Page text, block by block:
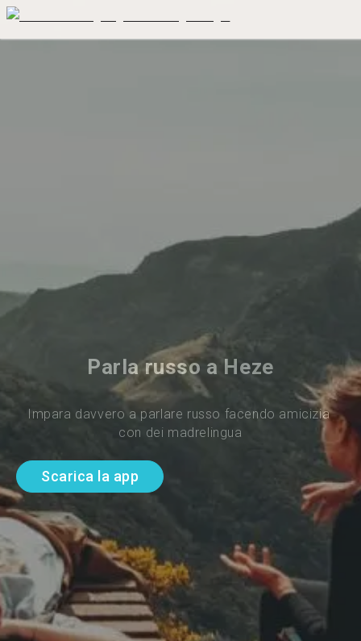
Parla russo a Heze
Impara davvero a parlare russo facendo amicizia
con dei madrelingua
Scarica la app